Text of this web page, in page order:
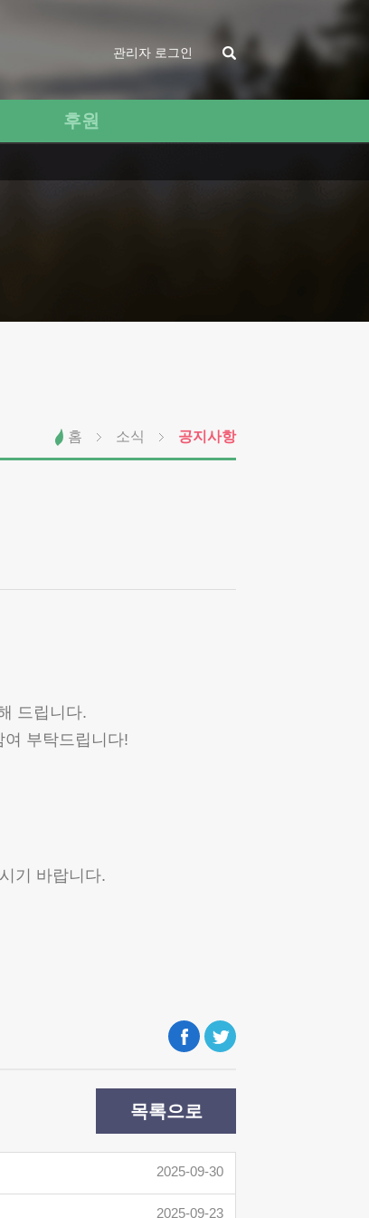
관리자 로그인
후원
홈 소식 공지사항
드립니다.
부탁드립니다!
기 바랍니다.
목록으로
2025-09-30
2025-09-23